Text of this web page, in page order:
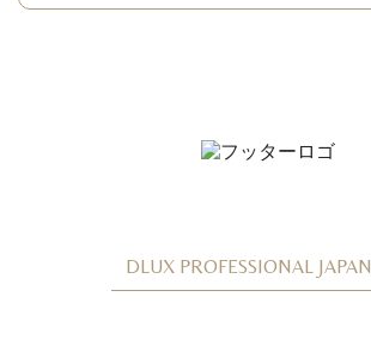
DLUX PROFESSIONAL JAPAN